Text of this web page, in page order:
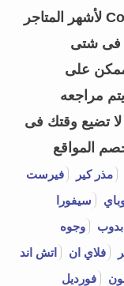
وكوبونات خصم Coupon Codes 2026 لأشهر المتاجر
فى شتى
على
مراجعه
لا تضيع وقتك فى
المواقع
مذر كير
فيرست
سيفورا
وجوه
فلاي ان
اتش اند
فورديل